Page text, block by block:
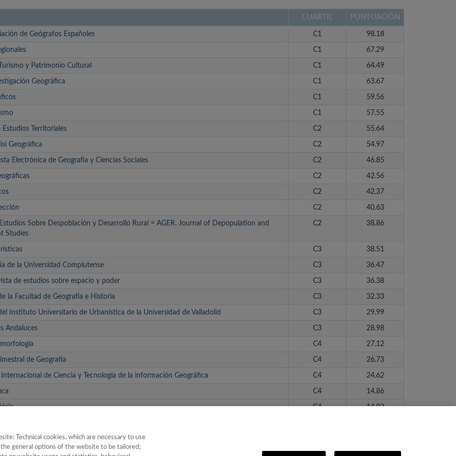
CUARTIL PUNTUACIÓN
de Geógrafos Españoles C1 98.18
C1 67.29
y Patrimonio Cultural C1 64.49
Geográfica C1 63.67
C1 59.56
C1 57.55
Territoriales C2 55.64
Geogràfica C2 54.97
Electrónica de Geografía y Ciencias Sociales C2 46.85
C2 42.56
C2 42.37
C2 40.63
Sobre Despoblación y Desarrollo Rural = AGER. Journal of Depopulation and
Studies
C2 38.86
C3 38.51
de la Universidad Complutense C3 36.47
de estudios sobre espacio y poder C3 36.38
la Facultad de Geografía e Historia C3 32.33
Instituto Universitario de Urbanística de la Universidad de Valladolid C3 29.99
Andaluces C3 28.98
C4 27.12
de Geografía C4 26.73
de Ciencia y Tecnología de la información Geográfica C4 24.62
C4 14.86
C4 14.82
Serie VI, Geografía
Technical cookies, which are necessary to use
general options of the website to be tailored;